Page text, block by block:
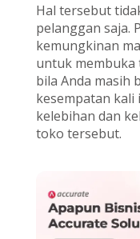
Hal tersebut
pelanggan saja.
kemungkinan
untuk membuka
bila Anda masih
kesempatan kali
kelebihan dan
toko tersebut.